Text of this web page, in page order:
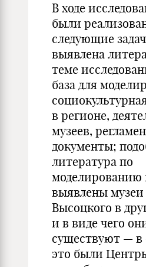
В ходе
были
следующие
выявлена
теме
база для
в регионе,
музеев,
документы;
литература по
моделированию
выявлены
Высоцкого в
и в виде чего
существуют — в
это были